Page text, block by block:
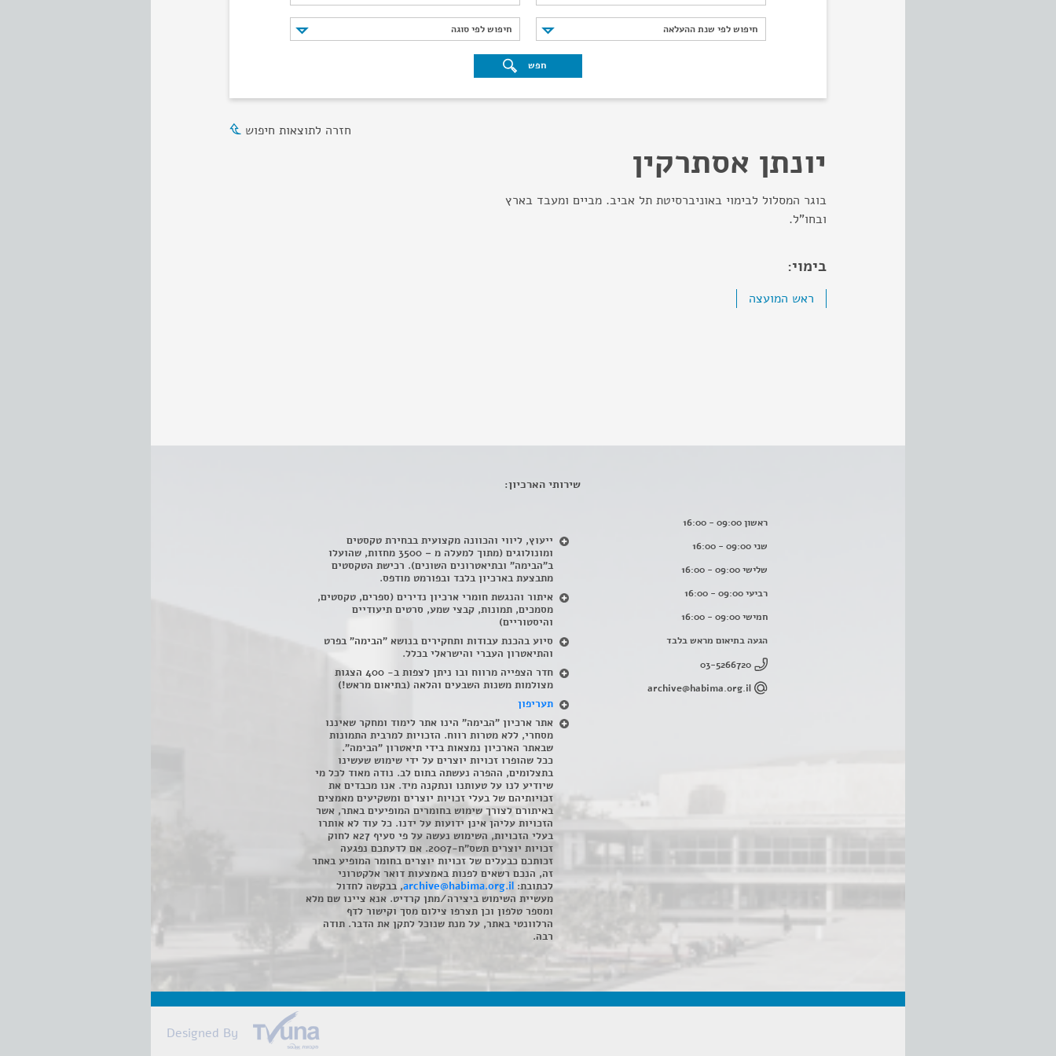
חיפוש לפי שנת ההעלאה
חיפוש לפי שנת ההעלאה חיפוש לפי סוגה
חיפוש לפי סוגה
חפש
חזרה לתוצאות חיפוש
יונתן אסתרקין
בוגר המסלול לבימוי באוניברסיטת תל אביב. מביים ומעבד בארץ
ובחו"ל.
בימוי:
ראש המועצה
ראשון 09:00 - 16:00
שני 09:00 - 16:00
שלישי 09:00 - 16:00
רביעי 09:00 - 16:00
חמישי 09:00 - 16:00
הגעה בתיאום מראש בלבד
03-5266720
archive@habima.org.il
שירותי הארכיון:
ייעוץ, ליווי והכוונה מקצועית בבחירת טקסטים
ומונולוגים (מתוך למעלה מ – 3500 מחזות, שהועלו
ב"הבימה" ובתיאטרונים השונים). רכישת הטקסטים
מתבצעת בארכיון בלבד ובפורמט מודפס.
איתור והנגשת חומרי ארכיון נדירים (ספרים, טקסטים,
מסמכים, תמונות, קבצי שמע, סרטים תיעודיים
והיסטוריים)
סיוע בהכנת עבודות ותחקירים בנושא "הבימה" בפרט
והתיאטרון העברי והישראלי בכלל.
חדר הצפייה מרווח ובו ניתן לצפות ב- 400 הצגות
מצולמות משנות השבעים והלאה (בתיאום מראש!)
תעריפון
אתר ארכיון "הבימה" הינו אתר לימוד ומחקר שאיננו
מסחרי, ללא מטרות רווח. הזכויות למרבית התמונות
שבאתר הארכיון נמצאות בידי תיאטרון "הבימה".
ככל שהופרו זכויות יוצרים על ידי שימוש שעשינו
בתצלומים, ההפרה נעשתה בתום לב. נודה מאוד לכל מי
שיודיע לנו על טעותנו ונתקנה מיד. אנו מכבדים את
זכויותיהם של בעלי זכויות יוצרים ומשקיעים מאמצים
באיתורם לצורך שימוש בחומרים המופיעים באתר, אשר
הזכויות עליהן אינן ידועות על ידנו. כל עוד לא אותרו
בעלי הזכויות, השימוש נעשה על פי סעיף 27א לחוק
זכויות יוצרים תשס"ח-2007. אם לדעתכם נפגעה
זכותכם כבעלים של זכויות יוצרים בחומר המופיע באתר
זה, הנכם רשאים לפנות באמצעות דואר אלקטרוני
לכתובת: archive@habima.org.il, בבקשה לחדול
מעשיית השימוש ביצירה/מתן קרדיט. אנא ציינו שם מלא
ומספר טלפון וכן תצרפו צילום מסך וקישור לדף
הרלוונטי באתר, על מנת שנוכל לתקן את הדבר. תודה
רבה.
Designed By